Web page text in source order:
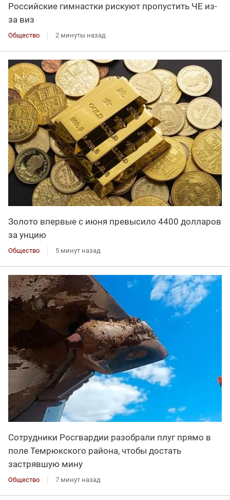
Российские гимнастки рискуют пропустить ЧЕ из-
за виз
Общество 2 минуты назад
Золото впервые с июня превысило 4400 долларов
за унцию
Общество 5 минут назад
Сотрудники Росгвардии разобрали плуг прямо в
поле Темрюкского района, чтобы достать
застрявшую мину
Общество 7 минут назад